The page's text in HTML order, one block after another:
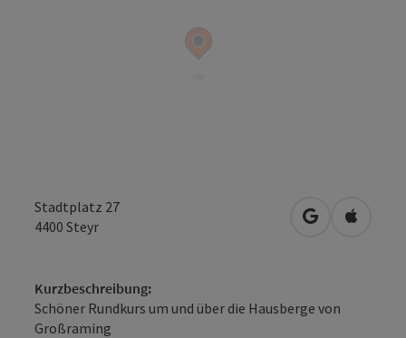
Stadtplatz 27
4400 Steyr in Google
in
Kurzbeschreibung:
Schöner Rundkurs um und über die Hausberge von
Großraming